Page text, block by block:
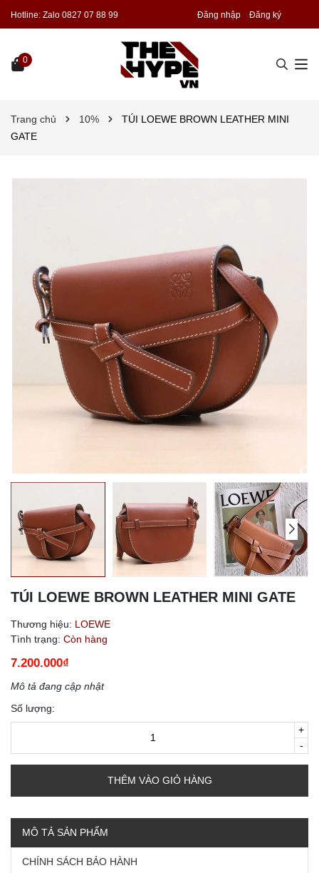
Hotline: Zalo 0827 07 88 99 Đăng nhập Đăng ký
0
Trang chủ 10%
TÚI LOEWE BROWN LEATHER MINI
GATE
TÚI LOEWE BROWN LEATHER MINI GATE
Thương hiệu: LOEWE
Tình trạng: Còn hàng
7.200.000₫
Mô tả đang cập nhật
Số lượng:
-
+
THÊM VÀO GIỎ HÀNG
MÔ TẢ SẢN PHẨM
CHÍNH SÁCH BẢO HÀNH